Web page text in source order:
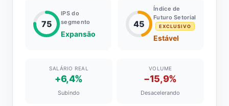
75
IPS do
segmento
Expansão
45
Índice de
Futuro Setorial
EXCLUSIVO
Estável
SALÁRIO REAL
+6,4%
Subindo
VOLUME
−15,9%
Desacelerando